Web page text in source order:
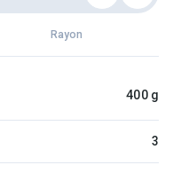
Rayon
400 g
3